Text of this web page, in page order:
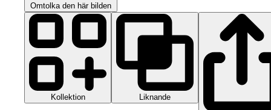
Omtolka den här bilden
Kollektion Liknande